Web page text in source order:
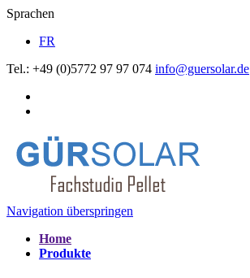
Sprachen
FR
Tel.: +49 (0)5772 97 97 074 info@guersolar.de
Navigation überspringen
Home
Produkte